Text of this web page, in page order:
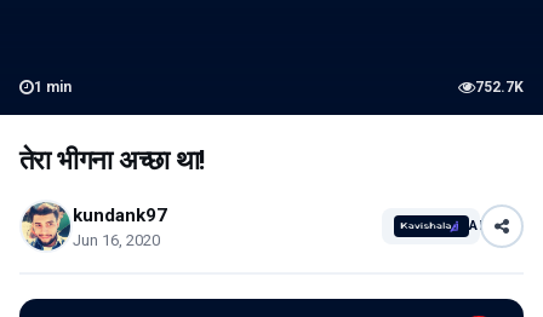
1 min 752.7K
तेरा भीगना अच्छा था!
kundank97
Jun 16, 2020
AI